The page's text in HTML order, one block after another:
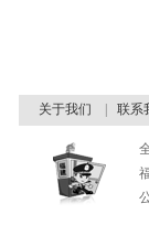
关于我们 联系